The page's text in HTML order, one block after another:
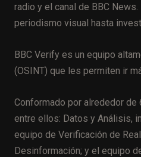
radio y el canal de BBC
periodismo visual hasta
BBC Verify es un equipo
(OSINT) que les permiten ir
Conformado por alrededor
entre ellos: Datos y Análisis,
equipo de Verificación de
Desinformación; y el equipo